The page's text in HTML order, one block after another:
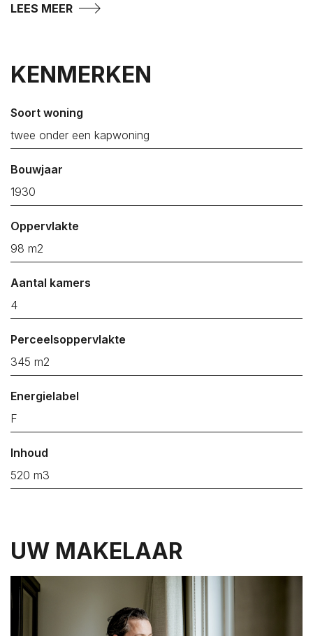
LEES MEER
KENMERKEN
Soort woning
twee onder een kapwoning
Bouwjaar
1930
Oppervlakte
98 m2
Aantal kamers
4
Perceelsoppervlakte
345 m2
Energielabel
F
Inhoud
520 m3
UW MAKELAAR
Lewedorp
Meliskerke
Middelburg
Nieuw- en Sint Joosland
Nieuwdorp
Nieuwerkerk
Nisse
Noordgouwe
Noordwelle
Oostdijk
Oosterland
Oost-Souburg
Oudelande
Oud-Vossemeer
Ouwerkerk
Rilland
Scherpenisse
Schore
Serooskerke